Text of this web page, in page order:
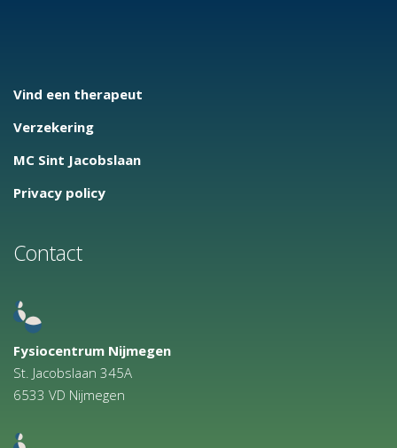
Vind een therapeut
Verzekering
MC Sint Jacobslaan
Privacy policy
Contact
Fysiocentrum Nijmegen
St. Jacobslaan 345A
6533 VD Nijmegen